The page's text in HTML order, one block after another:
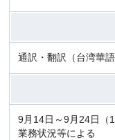
通訳・翻訳（台湾華語
9月14日～9月24日（
業務状況等による